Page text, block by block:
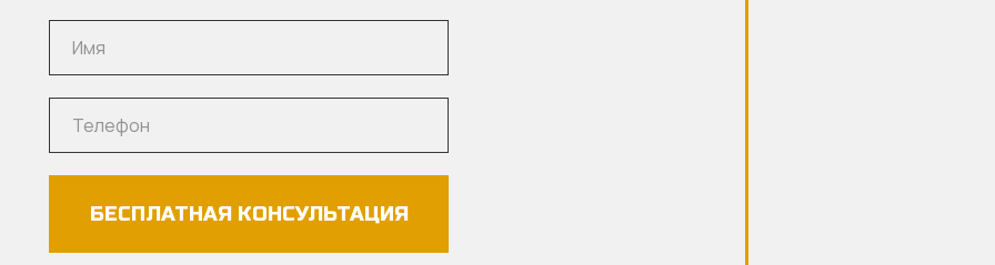
БЕСПЛАТНАЯ КОНСУЛЬТАЦИЯ